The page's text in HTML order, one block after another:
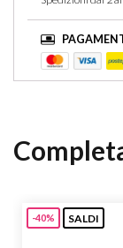
-40% SALDI